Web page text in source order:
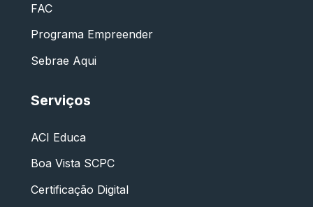
FAC
Programa Empreender
Sebrae Aqui
Serviços
ACI Educa
Boa Vista SCPC
Certificação Digital